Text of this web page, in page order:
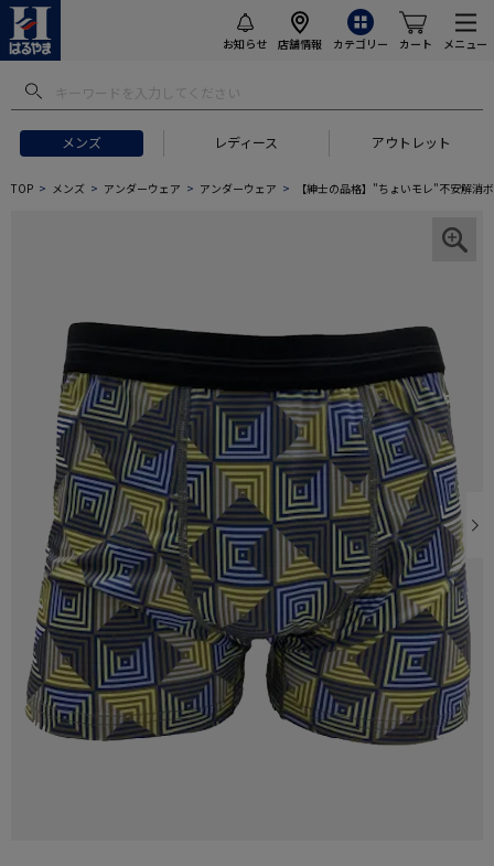
お知らせ 店舗情報 カテゴリー カート メニュー
メンズ レディース アウトレット
TOP メンズ アンダーウェア アンダーウェア 【紳士の品格】"ちょいモレ"不安解消